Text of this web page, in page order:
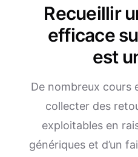
Recueillir
efficace
est
De nombreux cours
collecter des
exploitables en
génériques et d’un